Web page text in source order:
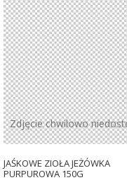
Zdjęcie chwilowo
JAŚKOWE ZIOŁA JEŻÓWKA
PURPUROWA 150G